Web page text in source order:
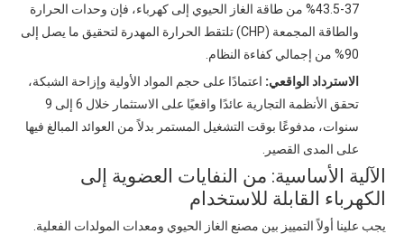
37-43.5% من طاقة الغاز الحيوي إلى كهرباء، فإن وحدات الحرارة
والطاقة المجمعة (CHP) تلتقط الحرارة المهدرة لتحقيق ما يصل إلى
90% من إجمالي كفاءة النظام.
الاسترداد الواقعي: اعتمادًا على حجم المواد الأولية وإزاحة الشبكة،
تحقق الأنظمة التجارية عائدًا واقعيًا على الاستثمار خلال 6 إلى 9
سنوات، مدفوعًا بوقت التشغيل المستمر بدلاً من العوائد المبالغ فيها
على المدى القصير.
الآلية الأساسية: من النفايات العضوية إلى
الكهرباء القابلة للاستخدام
يجب علينا أولاً التمييز بين مصنع الغاز الحيوي ومعدات المولدات الفعلية.